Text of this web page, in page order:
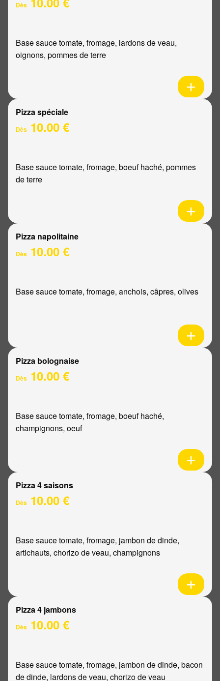
Dès
Base sauce tomate, fromage, lardons de veau,
oignons, pommes de terre
Pizza spéciale
Dès 10.00 €
Base sauce tomate, fromage, boeuf haché, pommes
de terre
Pizza napolitaine
Dès 10.00 €
Base sauce tomate, fromage, anchois, câpres, olives
Pizza bolognaise
Dès 10.00 €
Base sauce tomate, fromage, boeuf haché,
champignons, oeuf
Pizza 4 saisons
Dès 10.00 €
Base sauce tomate, fromage, jambon de dinde,
artichauts, chorizo de veau, champignons
Pizza 4 jambons
Dès 10.00 €
Base sauce tomate, fromage, jambon de dinde, bacon
de dinde, lardons de veau, chorizo de veau